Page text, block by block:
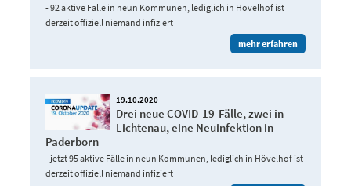
- 92 aktive Fälle in neun Kommunen, lediglich in Hövelhof ist
derzeit offiziell niemand infiziert
mehr erfahren
19.10.2020
Drei neue COVID-19-Fälle, zwei in
Lichtenau, eine Neuinfektion in
Paderborn
- jetzt 95 aktive Fälle in neun Kommunen, lediglich in Hövelhof ist
derzeit offiziell niemand infiziert